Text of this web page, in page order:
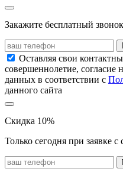
Закажите бесплатный звонок
Оставляя свои
совершеннолетие, согласие
данных в соответствии с
данного сайта
Скидка 10%
Только сегодня при заявке с